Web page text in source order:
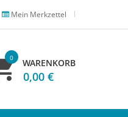
Mein Merkzettel
WARENKORB
0
0,00 €